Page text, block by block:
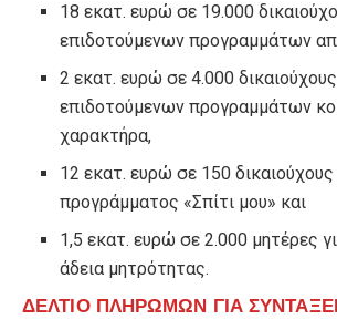
18 εκατ. ευρώ σε 19.000
επιδοτούμενων προγραμμάτων
2 εκατ. ευρώ σε 4.000
επιδοτούμενων προγραμμάτων
χαρακτήρα,
12 εκατ. ευρώ σε 150 δικαιούχους
προγράμματος «Σπίτι μου» και
1,5 εκατ. ευρώ σε 2.000 μητέρες
άδεια μητρότητας.
ΔΕΛΤΙΟ ΠΛΗΡΩΜΩΝ ΓΙΑ